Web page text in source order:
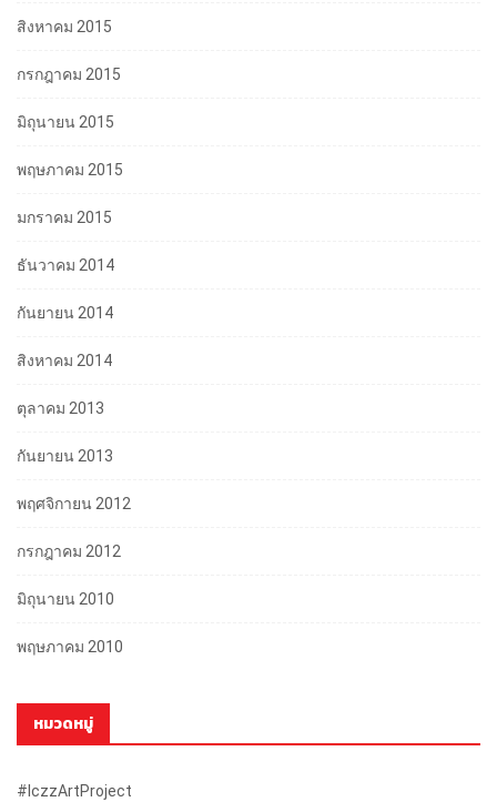
สิงหาคม 2015
กรกฎาคม 2015
มิถุนายน 2015
พฤษภาคม 2015
มกราคม 2015
ธันวาคม 2014
กันยายน 2014
สิงหาคม 2014
ตุลาคม 2013
กันยายน 2013
พฤศจิกายน 2012
กรกฎาคม 2012
มิถุนายน 2010
พฤษภาคม 2010
หมวดหมู่
#iczzArtProject